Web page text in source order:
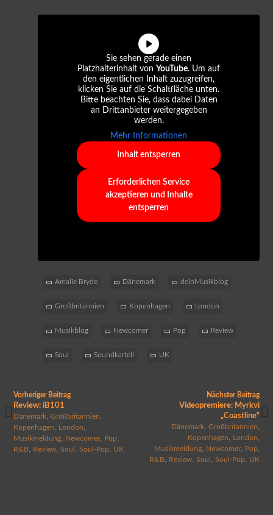
Sie sehen gerade einen
Platzhalterinhalt von YouTube. Um auf
den eigentlichen Inhalt zuzugreifen,
klicken Sie auf die Schaltfläche unten.
Bitte beachten Sie, dass dabei Daten
an Drittanbieter weitergegeben
werden.
Mehr Informationen
Inhalt entsperren
Erforderlichen Service
akzeptieren und Inhalte
entsperren
Amalie Bryde Dänemark deinMusikblog
Großbritannien Kopenhagen London
Musikblog Newcomer Pop Review
Soul Soundkartell UK
Vorheriger Beitrag
Review: iB101
Dänemark, Großbritannien
Kopenhagen London
Musikmeldung, Newcomer, Pop
R&B Review, Soul Soul-Pop UK
Nächster Beitrag
Videopremiere: Myrkvi
„Coastline“
Dänemark ,Großbritannien
Kopenhagen London
Musikmeldung Newcomer Pop
R&B Review ,Soul ,Soul-Pop UK